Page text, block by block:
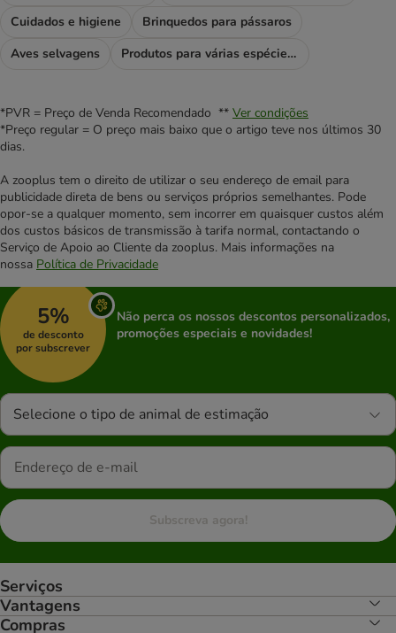
Cuidados e higiene
Brinquedos para pássaros
Aves selvagens
Produtos para várias espécies de aves
*PVR = Preço de Venda Recomendado ** Ver condições
*Preço regular = O preço mais baixo que o artigo teve nos últimos 30
dias.
A zooplus tem o direito de utilizar o seu endereço de email para
publicidade direta de bens ou serviços próprios semelhantes. Pode
opor-se a qualquer momento, sem incorrer em quaisquer custos além
dos custos básicos de transmissão à tarifa normal, contactando o
Serviço de Apoio ao Cliente da zooplus. Mais informações na
nossa Política de Privacidade
5%
de desconto
por subscrever
Não perca os nossos descontos personalizados,
promoções especiais e novidades!
Selecione o tipo de animal de estimação
Subscreva agora!
Serviços
Vantagens
Compras